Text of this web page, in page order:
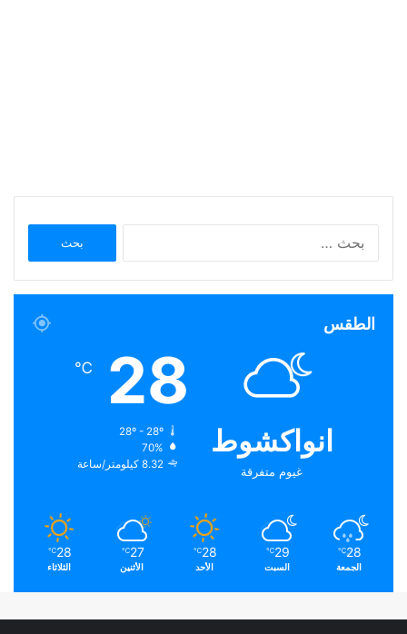
الطقس
انواكشوط
غيوم متفرقة
28
℃
28º - 28º
70%
8.32 كيلومتر/ساعة
28
℃
الجمعة
29
℃
السبت
28
℃
الأحد
27
℃
الأثنين
28
℃
الثلاثاء